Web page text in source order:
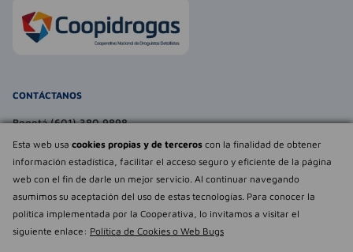
Esta web usa cookies propias y de terceros con la finalidad de obtener
información estadística, facilitar el acceso seguro y eficiente de la página
web con el fin de darle un mejor servicio. Al continuar navegando
asumimos su aceptación del uso de estas tecnologías. Para conocer la
política implementada por la Cooperativa, lo invitamos a visitar el
siguiente enlace: Política de Cookies o Web Bugs
Déjanos tu
opinión
CONTÁCTANOS
Bogotá (601) 380 9898
atencionalcliente@farmaexpress.com
TE PUEDE INTERESAR
NOSOTROS
Empowered by